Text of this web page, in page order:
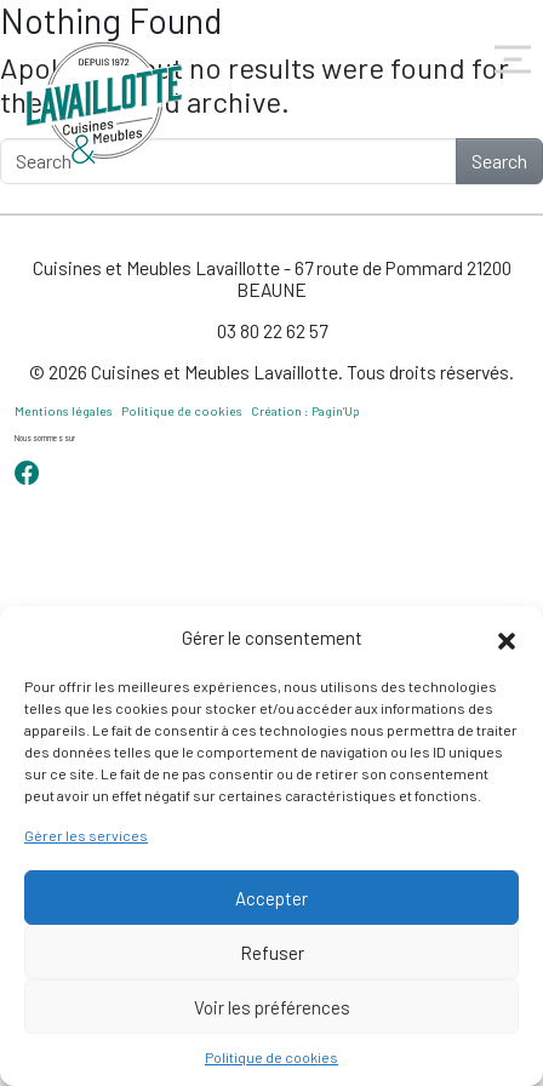
Gérer le consentement
Pour offrir les meilleures expériences, nous utilisons des technologies
telles que les cookies pour stocker et/ou accéder aux informations des
appareils. Le fait de consentir à ces technologies nous permettra de traiter
des données telles que le comportement de navigation ou les ID uniques
sur ce site. Le fait de ne pas consentir ou de retirer son consentement
peut avoir un effet négatif sur certaines caractéristiques et fonctions.
Gérer les services
Accepter
Refuser
Voir les préférences
Politique de cookies
Skip to main content
Nothing Found
Apologies, but no results were found for
the requested archive.
Search
Cuisines et Meubles Lavaillotte - 67 route de Pommard 21200
BEAUNE
03 80 22 62 57
© 2026 Cuisines et Meubles Lavaillotte. Tous droits réservés.
Mentions légales Politique de cookies Création : Pagin’Up
Nous sommes sur